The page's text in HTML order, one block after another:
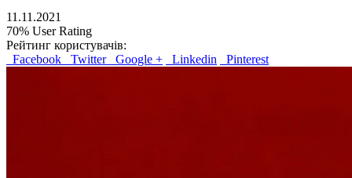
11.11.2021
70% User Rating
Рейтинг користувачів:
Facebook
Twitter Google + Linkedin Pinterest